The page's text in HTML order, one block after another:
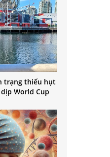
trạng thiếu hụt
World Cup